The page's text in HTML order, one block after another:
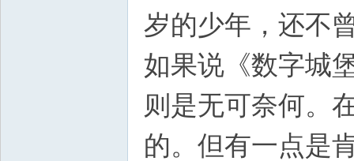
岁的少年，还不
如果说《数字城
则是无可奈何。
的。但有一点是